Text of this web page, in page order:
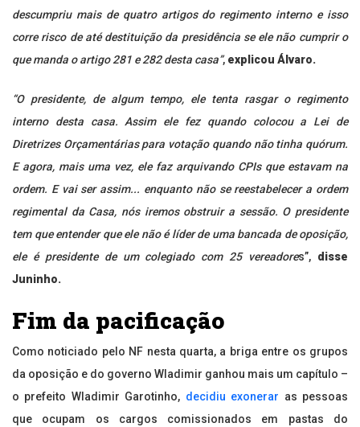
descumpriu mais de quatro artigos do regimento interno e isso
corre risco de até destituição da presidência se ele não cumprir o
que manda o artigo 281 e 282 desta casa”, explicou Álvaro.
“O presidente, de algum tempo, ele tenta rasgar o regimento
interno desta casa. Assim ele fez quando colocou a Lei de
Diretrizes Orçamentárias para votação quando não tinha quórum.
E agora, mais uma vez, ele faz arquivando CPIs que estavam na
ordem. E vai ser assim... enquanto não se reestabelecer a ordem
regimental da Casa, nós iremos obstruir a sessão. O presidente
tem que entender que ele não é líder de uma bancada de oposição,
ele é presidente de um colegiado com 25 vereadores”, disse
Juninho.
Fim da pacificação
Como noticiado pelo NF nesta quarta, a briga entre os grupos
da oposição e do governo Wladimir ganhou mais um capítulo –
o prefeito Wladimir Garotinho, decidiu exonerar as pessoas
que ocupam os cargos comissionados em pastas do